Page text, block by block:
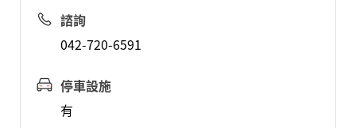
諮詢
042-720-6591
停車設施
有